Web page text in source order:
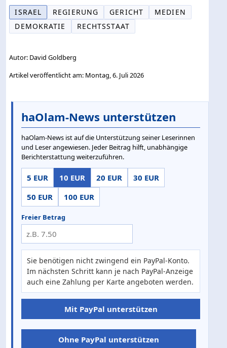
ISRAEL
REGIERUNG GERICHT
MEDIEN
DEMOKRATIE
RECHTSSTAAT
Autor: David Goldberg
Artikel veröffentlicht am: Montag, 6. Juli 2026
haOlam-News unterstützen
haOlam-News ist auf die Unterstützung seiner Leserinnen
und Leser angewiesen. Jeder Beitrag hilft, unabhängige
Berichterstattung weiterzuführen.
5 EUR 10 EUR 20 EUR
30 EUR
50 EUR
100 EUR
Freier Betrag
Sie benötigen nicht zwingend ein PayPal-Konto.
Im nächsten Schritt kann je nach PayPal-Anzeige
auch eine Zahlung per Karte angeboten werden.
Mit PayPal unterstützen
Ohne PayPal unterstützen